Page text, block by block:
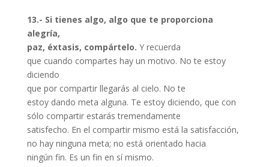
13.- Si tienes algo, algo que te proporciona
alegría,
paz, éxtasis, compártelo. Y recuerda
que cuando compartes hay un motivo. No te estoy
diciendo
que por compartir llegarás al cielo. No te
estoy dando meta alguna. Te estoy diciendo, que con
sólo compartir estarás tremendamente
satisfecho. En el compartir mismo está la satisfacción,
no hay ninguna meta; no está orientado hacia
ningún fin. Es un fin en sí mismo.